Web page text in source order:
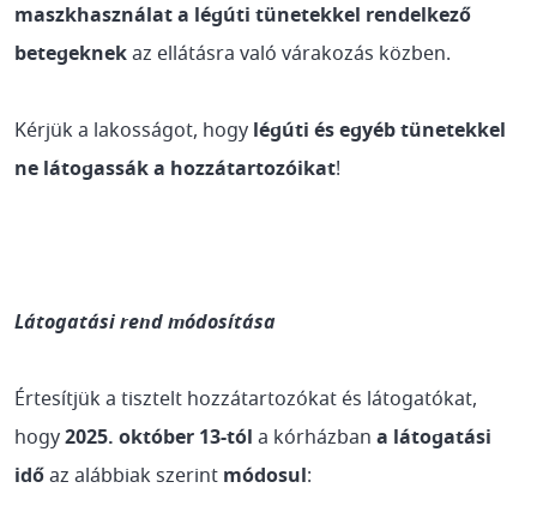
maszkhasználat a légúti tünetekkel rendelkező
betegeknekaz ellátásra való várakozás közben.
Kérjük a lakosságot, hogy légúti és egyéb tünetekkel
ne látogassák a hozzátartozóikat!
Látogatási rend módosítása
Értesítjük a tisztelt hozzátartozókat és látogatókat,
hogy2025. október 13-tól a kórházban a látogatási
időaz alábbiak szerint módosul: